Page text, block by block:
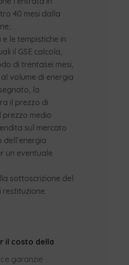
40 mesi dalla
le tempistiche in
il GSE calcola,
di trentasei mesi,
volume di energia
la
il prezzo di
prezzo medio
sul mercato
un eventuale
sottoscrizione del
il costo della
garanzie